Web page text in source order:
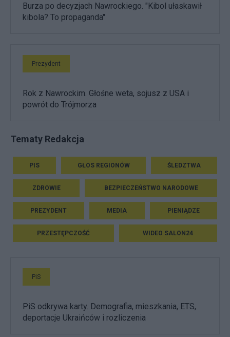
Burza po decyzjach Nawrockiego. "Kibol ułaskawił
kibola? To propaganda"
Prezydent
Rok z Nawrockim. Głośne weta, sojusz z USA i
powrót do Trójmorza
Tematy Redakcja
PIS GŁOS REGIONÓW ŚLEDZTWA
ZDROWIE BEZPIECZEŃSTWO NARODOWE
PREZYDENT MEDIA PIENIĄDZE
PRZESTĘPCZOŚĆ WIDEO SALON24
PiS
PiS odkrywa karty. Demografia, mieszkania, ETS,
deportacje Ukraińców i rozliczenia